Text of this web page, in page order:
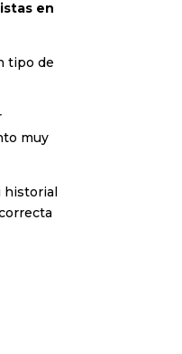
en
tipo de
muy
historial